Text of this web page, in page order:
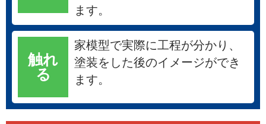
ます。
触れ
る
家模型で実際に工程が分かり、
塗装をした後のイメージができ
ます。